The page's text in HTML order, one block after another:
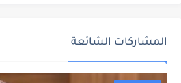
المشاركات الشائعة